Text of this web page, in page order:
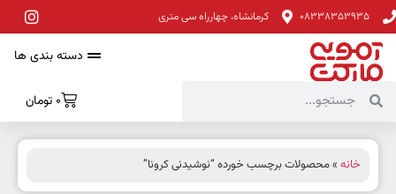
08338353935 کرمانشاه، چهارراه سی متری
دسته بندی ها
0 تومان
خانه » محصولات برچسب خورده “نوشیدنی کرونا”